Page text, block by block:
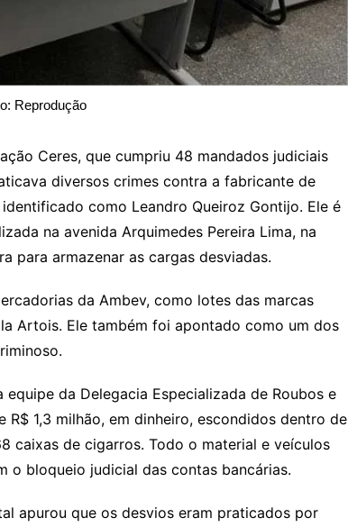
Reprodução
Ceres, que cumpriu 48 mandados judiciais
diversos crimes contra a fabricante de
como Leandro Queiroz Gontijo. Ele é
na avenida Arquimedes Pereira Lima, na
para armazenar as cargas desviadas.
da Ambev, como lotes das marcas
Artois. Ele também foi apontado como um dos
da Delegacia Especializada de Roubos e
1,3 milhão, em dinheiro, escondidos dentro de
caixas de cigarros. Todo o material e veículos
o bloqueio judicial das contas bancárias.
apurou que os desvios eram praticados por